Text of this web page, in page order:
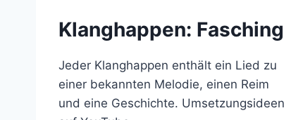
Klanghappen: Fasching
Jeder Klanghappen enthält ein Lied zu
einer bekannten Melodie, einen Reim
und eine Geschichte. Umsetzungsideen